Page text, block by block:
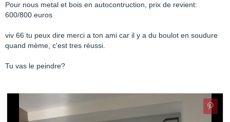
Pour nous metal et bois en autocontruction, prix de revient:
600/800 euros
viv 66 tu peux dire merci a ton ami car il y a du boulot en soudure
quand mème, c'est tres réussi.
Tu vas le peindre?